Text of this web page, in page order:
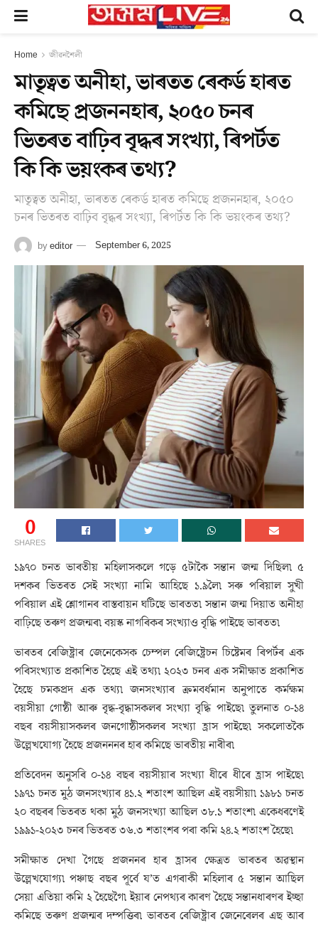
Home জীৱনশৈলী
মাতৃত্বত অনীহা, ভাৰতত ৰেকৰ্ড হাৰত
কমিছে প্ৰজননহাৰ, ২০৫০ চনৰ
ভিতৰত বাঢ়িব বৃদ্ধৰ সংখ্যা, ৰিপৰ্টত
কি কি ভয়ংকৰ তথ্য?
মাতৃত্বত অনীহা, ভাৰতত ৰেকৰ্ড হাৰত কমিছে প্ৰজননহাৰ, ২০৫০
চনৰ ভিতৰত বাঢ়িব বৃদ্ধৰ সংখ্যা, ৰিপৰ্টত কি কি ভয়ংকৰ তথ্য?
byeditor September 6, 2025
0
SHARES
১৯৭০ চনত ভাৰতীয় মহিলাসকলে গড়ে ৫টাকৈ সন্তান জন্ম দিছিল৷ ৫
দশকৰ ভিতৰত সেই সংখ্যা নামি আহিছে ১.৯লৈ৷ সৰু পৰিয়াল সুখী
পৰিয়াল এই শ্লোগানৰ বাস্তবায়ন ঘটিছে ভাৰতত৷ সন্তান জন্ম দিয়াত অনীহা
বাঢ়িছে তৰুণ প্ৰজন্মৰ৷ বয়স্ক নাগৰিকৰ সংখ্যাও বৃদ্ধি পাইছে ভাৰতত৷
ভাৰতৰ ৰেজিষ্ট্ৰাৰ জেনেকেসক চেম্পল ৰেজিষ্ট্ৰেচন চিষ্টেমৰ ৰিপৰ্টৰ এক
পৰিসংখ্যাত প্ৰকাশিত হৈছে এই তথ্য৷ ২০২৩ চনৰ এক সমীক্ষাত প্ৰকাশিত
হৈছে চমকপ্ৰদ এক তথ্য৷ জনসংখ্যাৰ ক্ৰমবৰ্ধমান অনুপাতে কৰ্মক্ষম
বয়সীয়া গোষ্ঠী আৰু বৃদ্ধ-বৃদ্ধাসকলৰ সংখ্যা বৃদ্ধি পাইছে৷ তুলনাত ০-১৪
বছৰ বয়সীয়াসকলৰ জনগোষ্ঠীসকলৰ সংখ্যা হ্ৰাস পাইছে৷ সকলোতকৈ
উল্লেখযোগ্য হৈছে প্ৰজনননৰ হাৰ কমিছে ভাৰতীয় নাৰীৰ৷
প্ৰতিবেদন অনুসৰি ০-১৪ বছৰ বয়সীয়াৰ সংখ্যা ধীৰে ধীৰে হ্ৰাস পাইছে৷
১৯৭১ চনত মুঠ জনসংখ্যাৰ ৪১.২ শতাংশ আছিল এই বয়সীয়া৷ ১৯৮১ চনত
২০ বছৰৰ ভিতৰত থকা মুঠ জনসংখ্যা আছিল ৩৮.১ শতাংশ৷ একেধৰণেই
১৯৯১-২০২৩ চনৰ ভিতৰত ৩৬.৩ শতাংশৰ পৰা কমি ২৪.২ শতাংশ হৈছে৷
সমীক্ষাত দেখা গৈছে প্ৰজননৰ হাৰ হ্ৰাসৰ ক্ষেত্ৰত ভাৰতৰ অৱস্থান
উল্লেখযোগ্য৷ পঞ্চাছ বছৰ পূৰ্বে য’ত এগৰাকী মহিলাৰ ৫ সন্তান আছিল
সেয়া এতিয়া কমি ২ হৈছেগৈ৷ ইয়াৰ নেপথ্যৰ কাৰণ হৈছে সন্তানধাৰণৰ ইচ্ছা
কমিছে তৰুণ প্ৰজন্মৰ দম্পত্তিৰ৷ ভাৰতৰ ৰেজিষ্ট্ৰাৰ জেনেৰেলৰ এছ আৰ